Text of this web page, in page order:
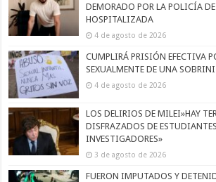
DEMORADO POR LA POLICÍA DE
HOSPITALIZADA
4 de agosto de 2026
CUMPLIRÁ PRISIÓN EFECTIVA
SEXUALMENTE DE UNA
4 de agosto de 2026
LOS DELIRIOS DE MILEI»HAY
DISFRAZADOS DE
INVESTIGADORES»
3 de agosto de 2026
FUERON IMPUTADOS Y